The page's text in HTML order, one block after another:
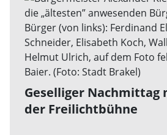
Geselliger Nachmittag
der Freilichtbühne